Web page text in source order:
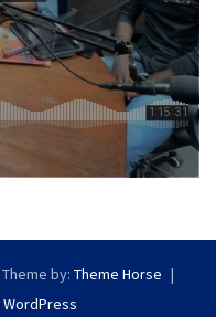
Theme by: Theme Horse
WordPress